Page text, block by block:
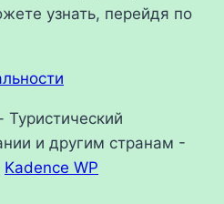
узнать, перейдя по
и другим странам -
Kadence WP